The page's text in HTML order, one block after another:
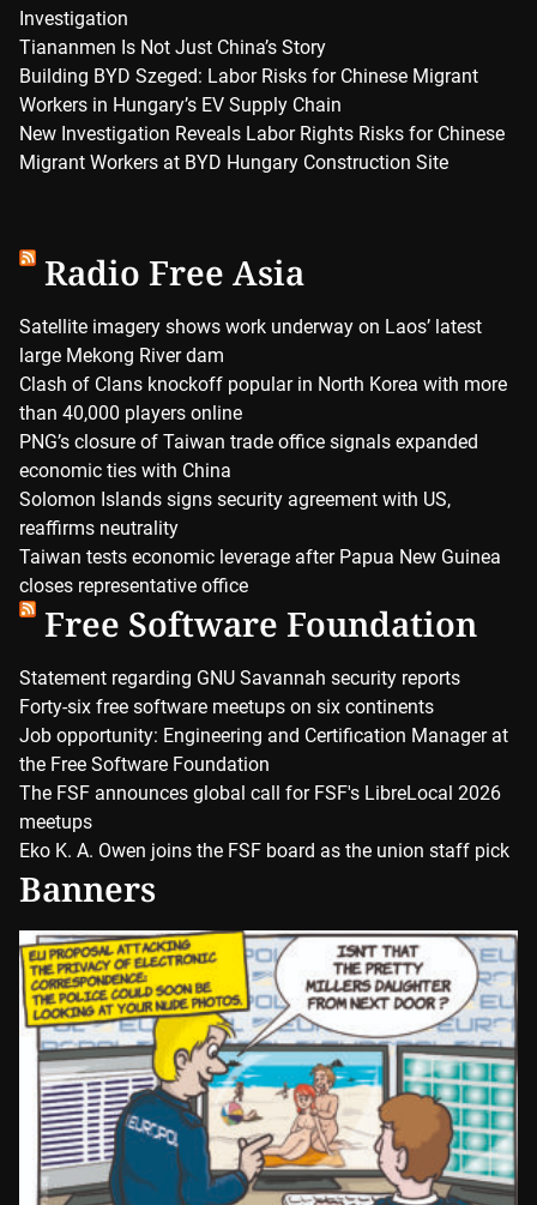
Investigation
Tiananmen Is Not Just China’s Story
Building BYD Szeged: Labor Risks for Chinese Migrant
Workers in Hungary’s EV Supply Chain
New Investigation Reveals Labor Rights Risks for Chinese
Migrant Workers at BYD Hungary Construction Site
Radio Free Asia
Satellite imagery shows work underway on Laos’ latest
large Mekong River dam
Clash of Clans knockoff popular in North Korea with more
than 40,000 players online
PNG’s closure of Taiwan trade office signals expanded
economic ties with China
Solomon Islands signs security agreement with US,
reaffirms neutrality
Taiwan tests economic leverage after Papua New Guinea
closes representative office
Free Software Foundation
Statement regarding GNU Savannah security reports
Forty-six free software meetups on six continents
Job opportunity: Engineering and Certification Manager at
the Free Software Foundation
The FSF announces global call for FSF's LibreLocal 2026
meetups
Eko K. A. Owen joins the FSF board as the union staff pick
Banners